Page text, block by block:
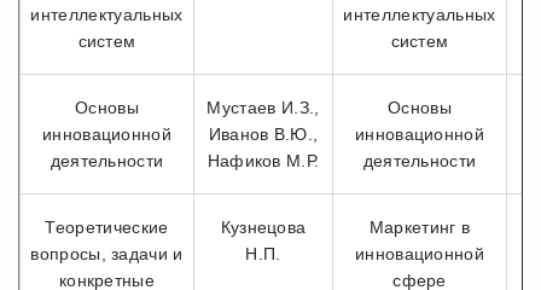
интеллектуальных
систем
интеллектуальных
систем
Основы
инновационной
деятельности
Мустаев И.З.,
Иванов В.Ю.,
Нафиков М.Р.
Основы
инновационной
деятельности
Теоретические
вопросы, задачи и
конкретные
Кузнецова
Н.П.
Маркетинг в
инновационной
сфере